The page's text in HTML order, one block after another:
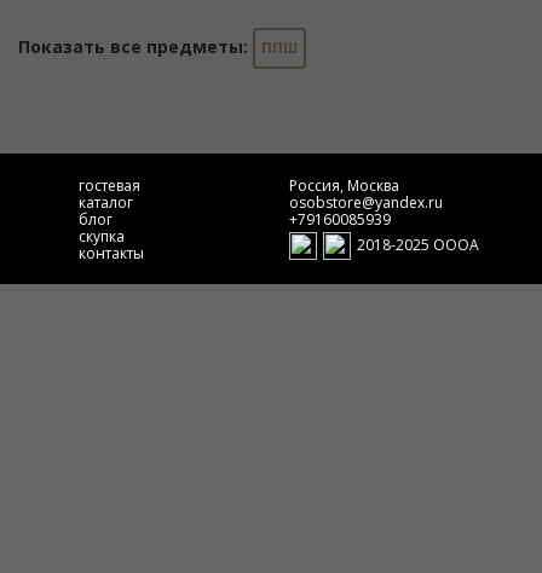
Показать все предметы: ППШ
гостевая
каталог
блог
скупка
контакты
Россия, Москва
osobstore@yandex.ru
+79160085939
2018-2025 ОООА